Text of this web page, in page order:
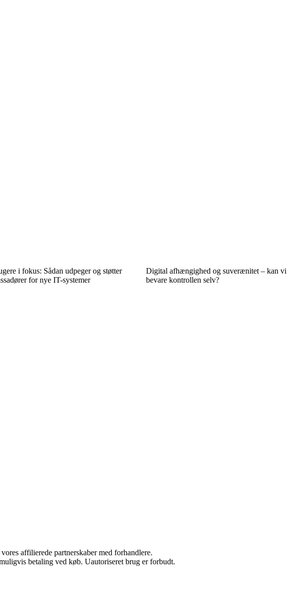
i fokus: Sådan udpeger og støtter
for nye IT-systemer
Digital afhængighed og suverænitet – kan vi
bevare kontrollen selv?
affilierede partnerskaber med forhandlere.
betaling ved køb. Uautoriseret brug er forbudt.